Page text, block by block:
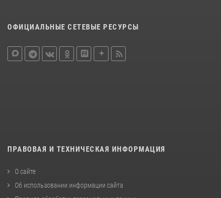
ОФИЦИАЛЬНЫЕ СЕТЕВЫЕ РЕСУРСЫ
ПРАВОВАЯ И ТЕХНИЧЕСКАЯ ИНФОРМАЦИЯ
О сайте
Об использовании информации сайта